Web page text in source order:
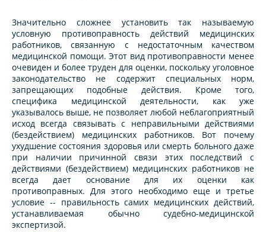
Значительно сложнее установить так называемую
условную противоправность действий медицинских
работников, связанную с недостаточным качеством
медицинской помощи. Этот вид противоправности менее
очевиден и более труден для оценки, поскольку уголовное
законодательство не содержит специальных норм,
запрещающих подобные действия. Кроме того,
специфика медицинской деятельности, как уже
указывалось выше, не позволяет любой неблагоприятный
исход всегда связывать с неправильными действиями
(бездействием) медицинских работников. Вот почему
ухудшение состояния здоровья или смерть больного даже
при наличии причинной связи этих последствий с
действиями (бездействием) медицинских работников не
всегда дает основание для их оценки как
противоправных. Для этого необходимо еще и третье
условие -- правильность самих медицинских действий,
устанавливаемая обычно судебно-медицинской
экспертизой.